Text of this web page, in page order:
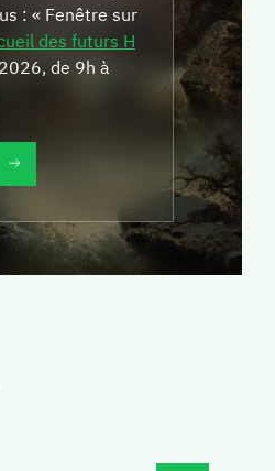
: « Fenêtre sur
des futurs H
de 9h à